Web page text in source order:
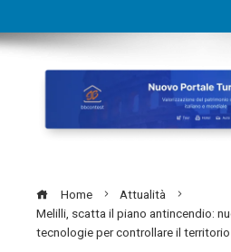
Home
Attualità
Melilli, scatta il piano antincendio:
tecnologie per controllare il territorio